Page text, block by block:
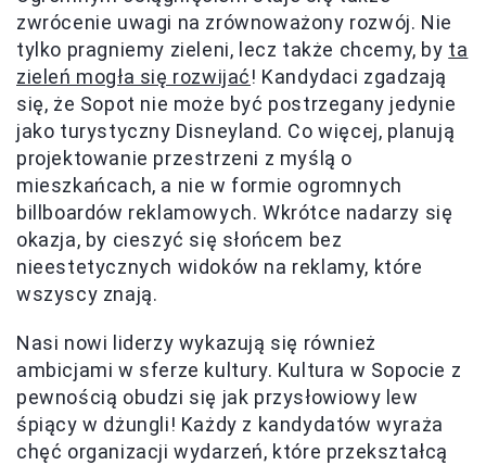
zwrócenie uwagi na zrównoważony rozwój. Nie
tylko pragniemy zieleni, lecz także chcemy, by ta
zieleń mogła się rozwijać! Kandydaci zgadzają
się, że Sopot nie może być postrzegany jedynie
jako turystyczny Disneyland. Co więcej, planują
projektowanie przestrzeni z myślą o
mieszkańcach, a nie w formie ogromnych
billboardów reklamowych. Wkrótce nadarzy się
okazja, by cieszyć się słońcem bez
nieestetycznych widoków na reklamy, które
wszyscy znają.
Nasi nowi liderzy wykazują się również
ambicjami w sferze kultury. Kultura w Sopocie z
pewnością obudzi się jak przysłowiowy lew
śpiący w dżungli! Każdy z kandydatów wyraża
chęć organizacji wydarzeń, które przekształcą